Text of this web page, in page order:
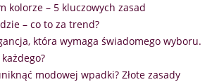
kolorze – 5 kluczowych zasad
– co to za trend?
która wymaga świadomego wyboru.
modowej wpadki? Złote zasady